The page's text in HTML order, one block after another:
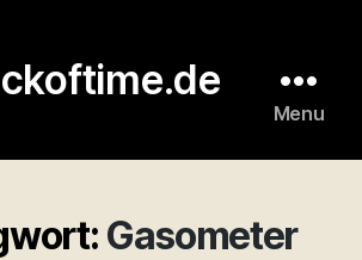
Menu
Gasometer